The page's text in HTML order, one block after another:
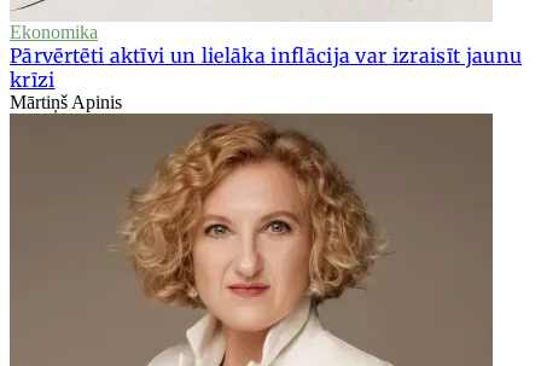
Ekonomika
Pārvērtēti aktīvi un lielāka inflācija var izraisīt jaunu
krīzi
Mārtiņš Apinis